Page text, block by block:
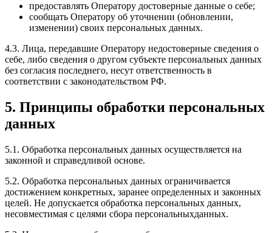
предоставлять Оператору достоверные данные о себе;
сообщать Оператору об уточнении (обновлении,
изменении) своих персональных данных.
4.3. Лица, передавшие Оператору недостоверные сведения о
себе, либо сведения о другом субъекте персональных данных
без согласия последнего, несут ответственность в
соответствии с законодательством РФ.
5. Принципы обработки персональных
данных
5.1. Обработка персональных данных осуществляется на
законной и справедливой основе.
5.2. Обработка персональных данных ограничивается
достижением конкретных, заранее определенных и законных
целей. Не допускается обработка персональных данных,
несовместимая с целями сбора персональныхданных.